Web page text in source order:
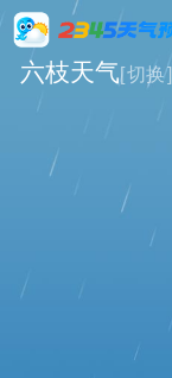
六枝天气[切换]